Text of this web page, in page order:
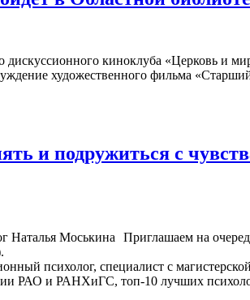
дискуссионного киноклуба «Церковь и
художественного фильма
и подружиться с
Приглашаем на
психолог, специалист с
РАО и РАНХиГС, топ-10 лучших